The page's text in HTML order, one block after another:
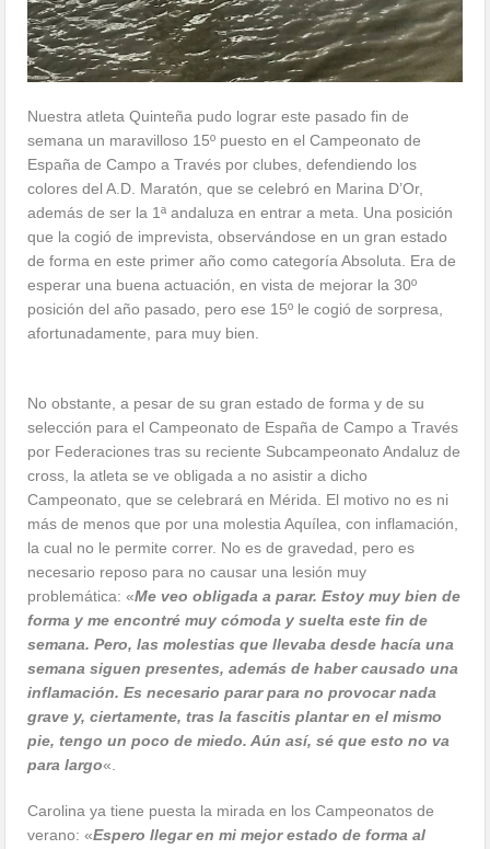
Nuestra atleta Quinteña pudo lograr este pasado fin de
semana un maravilloso 15º puesto en el Campeonato de
España de Campo a Través por clubes, defendiendo los
colores del A.D. Maratón, que se celebró en Marina D’Or,
además de ser la 1ª andaluza en entrar a meta. Una posición
que la cogió de imprevista, observándose en un gran estado
de forma en este primer año como categoría Absoluta. Era de
esperar una buena actuación, en vista de mejorar la 30º
posición del año pasado, pero ese 15º le cogió de sorpresa,
afortunadamente, para muy bien.
No obstante, a pesar de su gran estado de forma y de su
selección para el Campeonato de España de Campo a Través
por Federaciones tras su reciente Subcampeonato Andaluz de
cross, la atleta se ve obligada a no asistir a dicho
Campeonato, que se celebrará en Mérida. El motivo no es ni
más de menos que por una molestia Aquílea, con inflamación,
la cual no le permite correr. No es de gravedad, pero es
necesario reposo para no causar una lesión muy
problemática: «Me veo obligada a parar. Estoy muy bien de
forma y me encontré muy cómoda y suelta este fin de
semana. Pero, las molestias que llevaba desde hacía una
semana siguen presentes, además de haber causado una
inflamación. Es necesario parar para no provocar nada
grave y, ciertamente, tras la fascitis plantar en el mismo
pie, tengo un poco de miedo. Aún así, sé que esto no va
para largo«.
Carolina ya tiene puesta la mirada en los Campeonatos de
verano: «Espero llegar en mi mejor estado de forma al